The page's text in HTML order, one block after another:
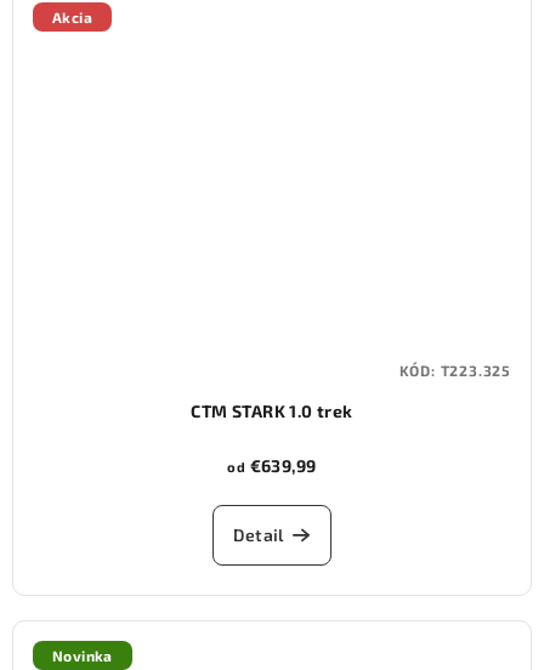
Akcia
CTM STARK 1.0 trek
od €639,99
Detail
KÓD: T223.325
Novinka